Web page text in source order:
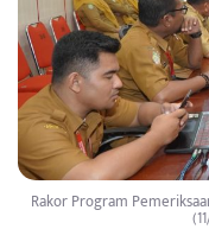
Rakor Program